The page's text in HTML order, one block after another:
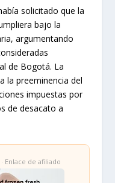
solicitado que la
bajo la
argumentando
de Bogotá. La
la preeminencia del
impuestas por
de desacato a
· Enlace de afiliado